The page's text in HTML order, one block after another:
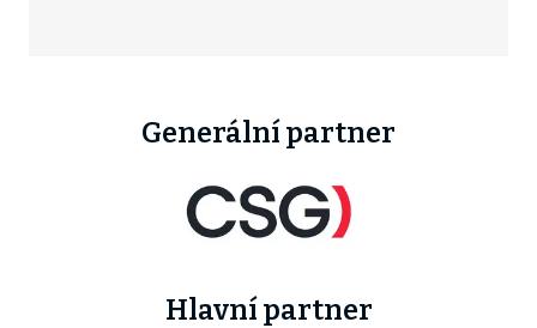
Generální partner
Hlavní partner